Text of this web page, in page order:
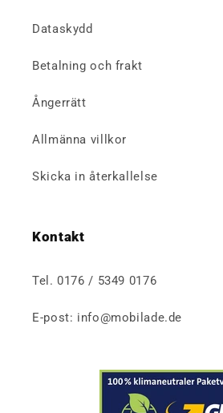
Dataskydd
Betalning och frakt
Ångerrätt
Allmänna villkor
Skicka in återkallelse
Kontakt
Tel. 0176 / 5349 0176
E-post: info@mobilade.de